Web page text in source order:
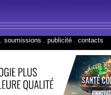
soumissions publicité contacts